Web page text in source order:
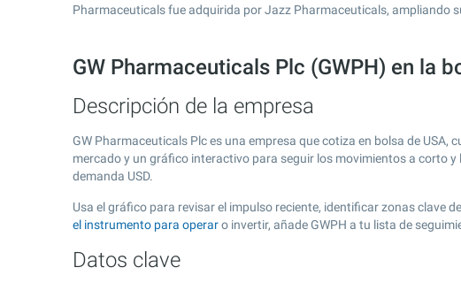
Pharmaceuticals fue adquirida por Jazz Pharmaceuticals, ampliando
GW Pharmaceuticals Plc (GWPH) en la
Descripción de la empresa
GW Pharmaceuticals Plc es una empresa que cotiza en bolsa de USA,
mercado y un gráfico interactivo para seguir los movimientos a corto
demanda USD.
Usa el gráfico para revisar el impulso reciente, identificar zonas clave
el instrumento para operaro invertir, añade GWPH a tu lista de
Datos clave